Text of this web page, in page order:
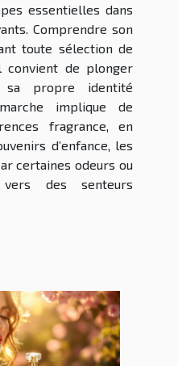
essentielles dans
Comprendre son
toute sélection de
convient de plonger
sa propre identité
implique de
fragrance, en
d’enfance, les
certaines odeurs ou
vers des senteurs